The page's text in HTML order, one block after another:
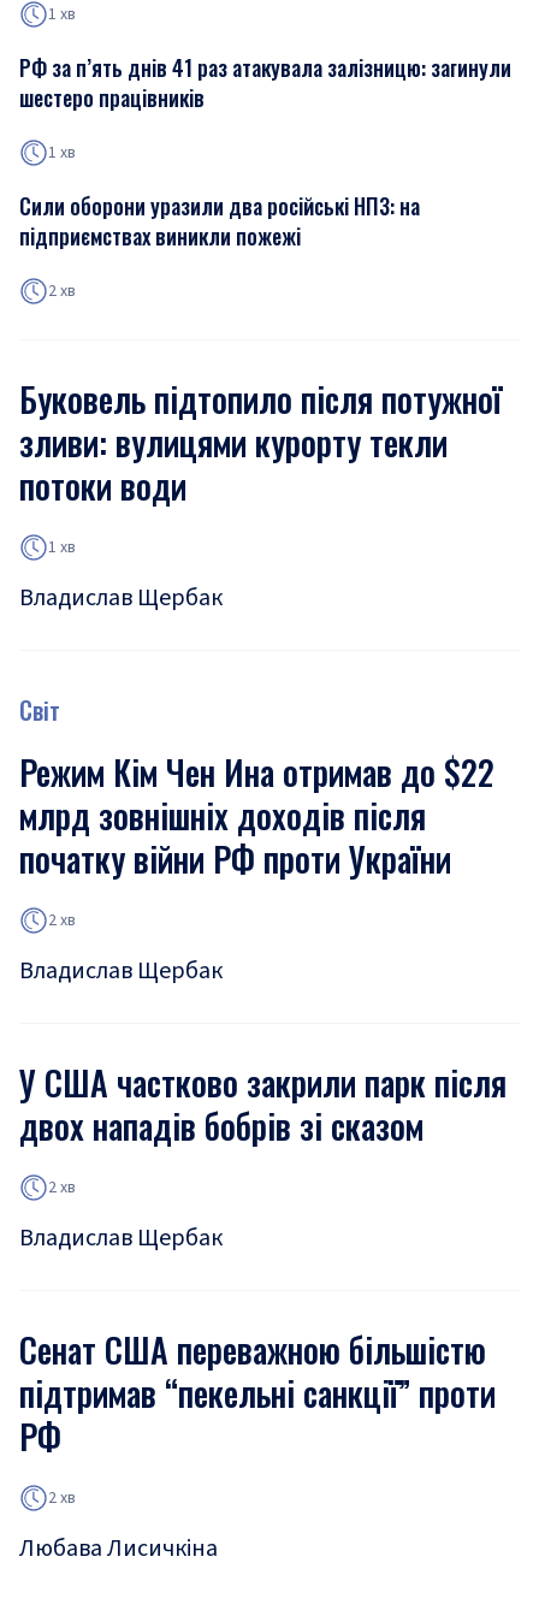
1 хв
РФ за п’ять днів 41 раз атакувала залізницю: загинули
шестеро працівників
1 хв
Сили оборони уразили два російські НПЗ: на
підприємствах виникли пожежі
2 хв
Буковель підтопило після потужної
зливи: вулицями курорту текли
потоки води
1 хв
Владислав Щербак
Світ
Режим Кім Чен Ина отримав до $22
млрд зовнішніх доходів після
початку війни РФ проти України
2 хв
Владислав Щербак
У США частково закрили парк після
двох нападів бобрів зі сказом
2 хв
Владислав Щербак
Сенат США переважною більшістю
підтримав “пекельні санкції” проти
РФ
2 хв
Любава Лисичкіна